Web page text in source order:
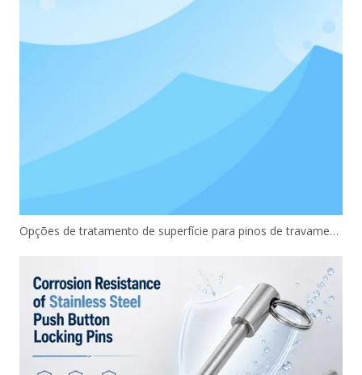
Opções de tratamento de superfície para pinos de travamento de botão